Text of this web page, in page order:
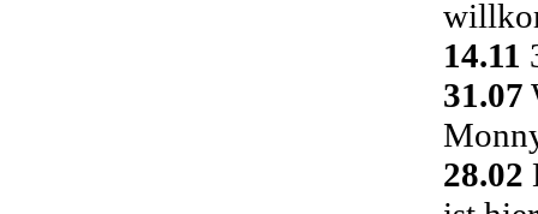
14.11
31.07
28.02